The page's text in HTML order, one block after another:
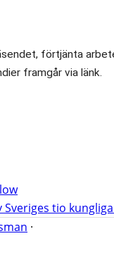
förtjänta
framgår via länk.
tio
·